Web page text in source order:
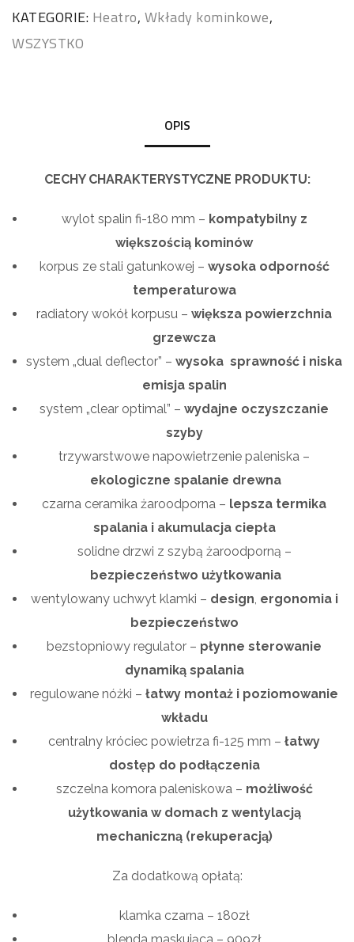
KATEGORIE: Heatro, Wkłady kominkowe,
WSZYSTKO
OPIS
CECHY CHARAKTERYSTYCZNE PRODUKTU:
wylot spalin fi-180 mm – kompatybilny z
większością kominów
korpus ze stali gatunkowej – wysoka odporność
temperaturowa
radiatory wokół korpusu – większa powierzchnia
grzewcza
system „dual deflector” – wysoka sprawność i niska
emisja spalin
system „clear optimal” – wydajne oczyszczanie
szyby
trzywarstwowe napowietrzenie paleniska –
ekologiczne spalanie drewna
czarna ceramika żaroodporna – lepsza termika
spalania i akumulacja ciepła
solidne drzwi z szybą żaroodporną –
bezpieczeństwo użytkowania
wentylowany uchwyt klamki – design, ergonomia i
bezpieczeństwo
bezstopniowy regulator – płynne sterowanie
dynamiką spalania
regulowane nóżki – łatwy montaż i poziomowanie
wkładu
centralny króciec powietrza fi-125 mm – łatwy
dostęp do podłączenia
szczelna komora paleniskowa – możliwość
użytkowania w domach z wentylacją
mechaniczną (rekuperacją)
Za dodatkową opłatą:
klamka czarna – 180zł